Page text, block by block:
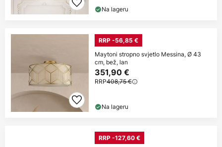
Na lageru
RRP -56,85 €
Maytoni stropno svjetlo Messina, Ø 43
cm, bež, lan
351,90 €
RRP408,75 €
Na lageru
RRP -127,60 €